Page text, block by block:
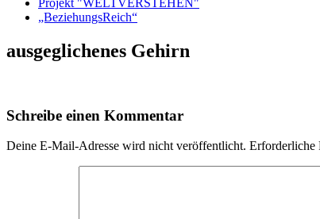
Projekt "WELTVERSTEHEN"
„BeziehungsReich“
ausgeglichenes Gehirn
Schreibe einen Kommentar
Deine E-Mail-Adresse wird nicht veröffentlicht. Erforderliche